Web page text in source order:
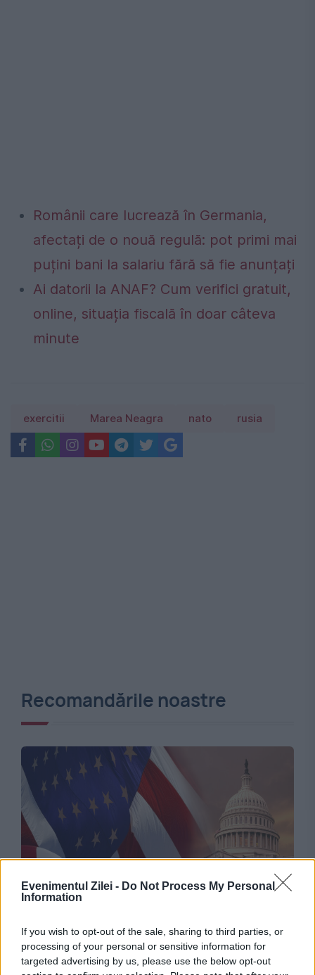
Evenimentul Zilei - Do Not Process My Personal
Information
If you wish to opt-out of the sale, sharing to third parties, or
processing of your personal or sensitive information for
targeted advertising by us, please use the below opt-out
Românii care lucrează în Germania,
afectați de o nouă regulă: pot primi mai
puțini bani la salariu fără să fie anunțați
Ai datorii la ANAF? Cum verifici gratuit,
online, situația fiscală în doar câteva
minute
exercitii Marea Neagra nato rusia
Recomandările noastre
INTERNATIONAL
Senatorii americani au aprobat noi sancțiuni
majore împotriva Rusiei